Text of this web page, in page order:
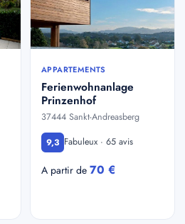
APPARTEMENTS
Ferienwohnanlage
Prinzenhof
37444 Sankt-Andreasberg
9,3 Fabuleux · 65 avis
A partir de 70 €